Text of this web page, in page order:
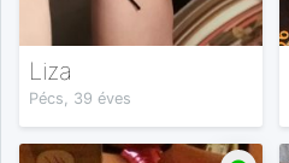
Liza
Pécs, 39 éves